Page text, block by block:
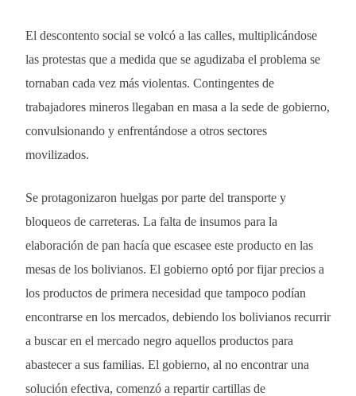
El descontento social se volcó a las calles, multiplicándose
las protestas que a medida que se agudizaba el problema se
tornaban cada vez más violentas. Contingentes de
trabajadores mineros llegaban en masa a la sede de gobierno,
convulsionando y enfrentándose a otros sectores
movilizados.
Se protagonizaron huelgas por parte del transporte y
bloqueos de carreteras. La falta de insumos para la
elaboración de pan hacía que escasee este producto en las
mesas de los bolivianos. El gobierno optó por fijar precios a
los productos de primera necesidad que tampoco podían
encontrarse en los mercados, debiendo los bolivianos recurrir
a buscar en el mercado negro aquellos productos para
abastecer a sus familias. El gobierno, al no encontrar una
solución efectiva, comenzó a repartir cartillas de